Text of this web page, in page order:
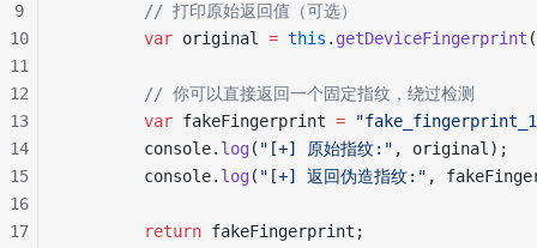
        // 打印原始返回值（可选）
        var
original = this . getDeviceFingerprint
        // 你可以直接返回一个固定指纹，绕过检测
        var
fakeFingerprint =
        console.
log ( "[+] 原始指纹:" , original);
        console.
log ( "[+] 返回伪造指纹:" ,
        return
fakeFingerprint;
9
10
11
12
13
14
15
16
17